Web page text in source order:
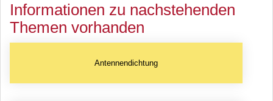
Informationen zu nachstehenden
Themen vorhanden
Antennendichtung